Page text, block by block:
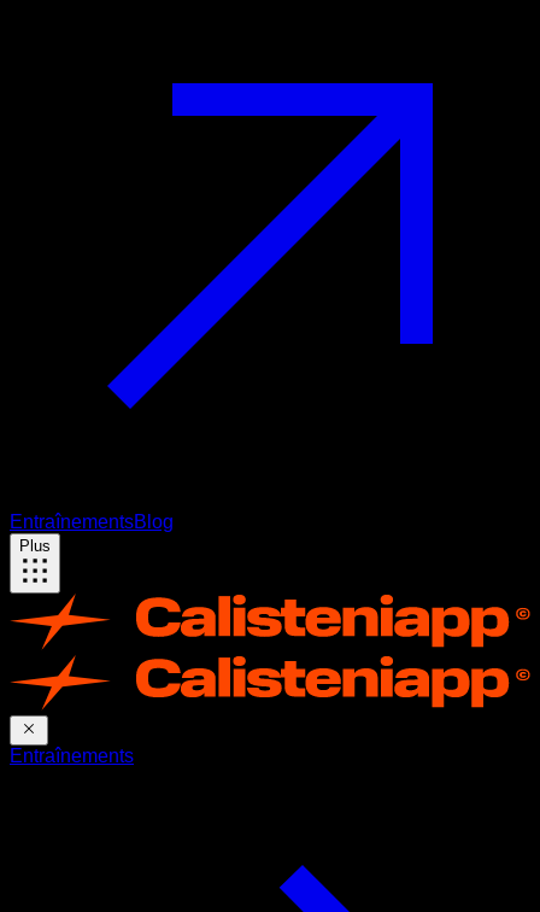
EntraînementsBlog
Plus
Entraînements